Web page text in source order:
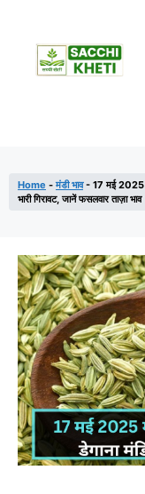
Home - मंडी भाव- 17 मई 2025
भारी गिरावट, जानें फसलवार ताज़ा भाव